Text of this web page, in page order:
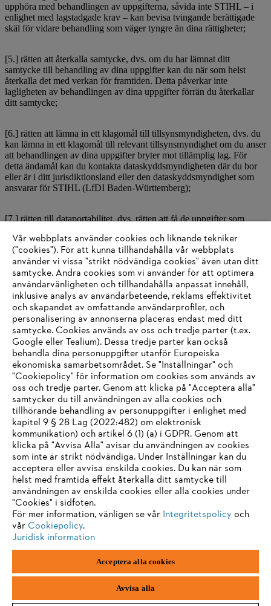
upphöra med behandlingen av uppgifterna, såvida inte STIHL – i
enlighet med lagstadgade krav – kan bevisa tvingande berättigade
skäl för vidare behandling som väger tyngre än dina rättigheter;
[5.] rätten att återkalla samtycke, dvs. om du har lämnat ditt
samtycke till behandling av dina uppgifter kan du när som helst
återkalla det med verkan för framtiden. Detta påverkar inte
lagligheten av behandlingen av dina uppgifter förrän du återkallar
ditt samtycke;
[6.] rätten att lämna in ett klagomål till tillsynsmyndigheten, dvs. du
kan lämna in ett klagomål till relevant tillsynsmyndighet om du anser
att behandlingen av dina uppgifter bryter mot tillämplig lag. För
detta ändamål kan du kontakta dataskyddsmyndigheten där du bor
eller är i ditt jurisdiktionsland eller den dataskyddsmyndighet som
ansvarar för STIHL (LfDI Baden-Württemberg);
[7.] rätten till dataportabilitet, dvs. rätten att få de uppgifter som
och att överföra dem av STIHL till en annan registeransvarig;
[8.] rätten att få en kopia av dina personuppgifter som vi innehar och
behandlar. I alla dessa fall, vänligen kontakta STIHLs
dataskyddsombud skriftligen eller via e-post – se avsnitt 2 för
kontaktuppgifter.
Information för leverantörer
Produkter
Kontakt
Karriär
System för visselblåsare
Information om cookies
ANDREAS STIHL AG & Co. KG ©2023
Vår webbplats använder cookies och liknande tekniker
("cookies"). För att kunna tillhandahålla vår webbplats
använder vi vissa "strikt nödvändiga cookies" även utan ditt
samtycke. Andra cookies som vi använder för att optimera
användarvänligheten och tillhandahålla anpassat innehåll,
inklusive analys av användarbeteende, reklams effektivitet
och skapandet av omfattande användarprofiler, och
personalisering av annonserna placeras endast med ditt
samtycke. Cookies används av oss och tredje parter (t.ex.
Google eller Tealium). Dessa tredje parter kan också
behandla dina personuppgifter utanför Europeiska
ekonomiska samarbetsområdet. Se "Inställningar" och
"Cookiepolicy" för information om cookies som används av
oss och tredje parter. Genom att klicka på "Acceptera alla"
samtycker du till användningen av alla cookies och
tillhörande behandling av personuppgifter i enlighet med
kapitel 9 § 28 Lag (2022:482) om elektronisk
kommunikation) och artikel 6 (1) (a) i GDPR. Genom att
klicka på "Avvisa Alla" avisar du användningen av cookies
som inte är strikt nödvändiga. Under Inställningar kan du
acceptera eller avvisa enskilda cookies. Du kan när som
helst med framtida effekt återkalla ditt samtycke till
användningen av enskilda cookies eller alla cookies under
"Cookies" i sidfoten.
För mer information, vänligen se vår Integritetspolicy och
vår Cookiepolicy.
Juridisk information
Acceptera alla cookies
Avvisa alla